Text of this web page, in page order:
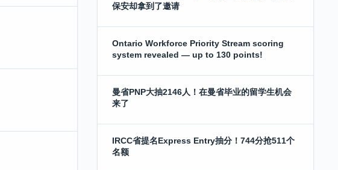
保安却拿到了邀请
Ontario Workforce Priority Stream scoring
system revealed — up to 130 points!
曼省PNP大抽2146人！在曼省毕业的留学生机会
来了
IRCC省提名Express Entry抽分！744分抢511个
名额